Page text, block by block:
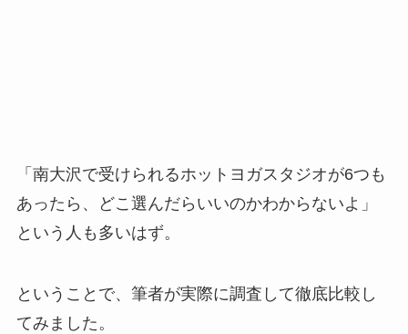
「南大沢で受けられるホットヨガスタジオが6つも
あったら、どこ選んだらいいのかわからないよ」
という人も多いはず。
ということで、筆者が実際に調査して徹底比較し
てみました。